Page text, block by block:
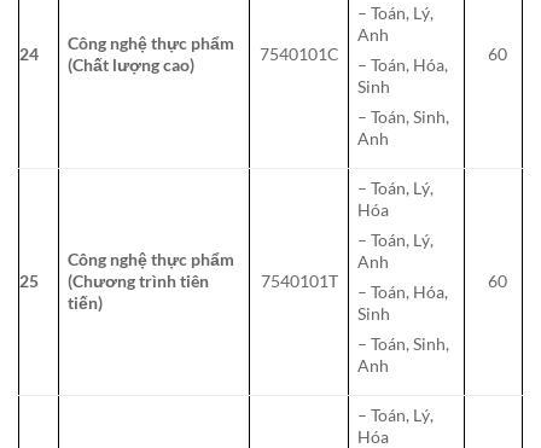
24
Công nghệ thực phẩm
(Chất lượng cao)
7540101C
– Toán, Lý,
Anh
– Toán, Hóa,
Sinh
– Toán, Sinh,
Anh
60
25
Công nghệ thực phẩm
(Chương trình tiên
tiến)
7540101T
– Toán, Lý,
Hóa
– Toán, Lý,
Anh
– Toán, Hóa,
Sinh
– Toán, Sinh,
Anh
60
– Toán, Lý,
Hóa